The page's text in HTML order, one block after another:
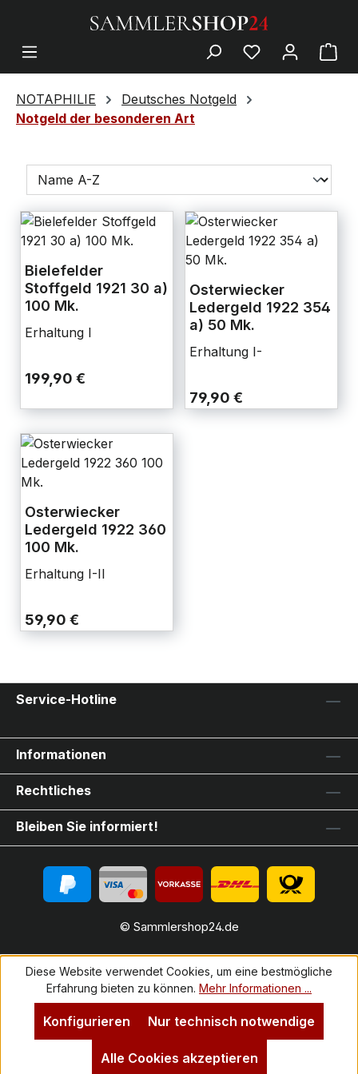
NOTAPHILIE
Deutsches Notgeld
Notgeld der besonderen Art
Bielefelder
Stoffgeld 1921 30 a)
100 Mk.
Erhaltung I
199,90 €
Osterwiecker
Ledergeld 1922 354
a) 50 Mk.
Erhaltung I-
79,90 €
Osterwiecker
Ledergeld 1922 360
100 Mk.
Erhaltung I-II
59,90 €
Service-Hotline
Informationen
Rechtliches
Bleiben Sie informiert!
© Sammlershop24.de
Diese Website verwendet Cookies, um eine bestmögliche
Erfahrung bieten zu können. Mehr Informationen ...
Nur technisch notwendige
Konfigurieren
Alle Cookies akzeptieren